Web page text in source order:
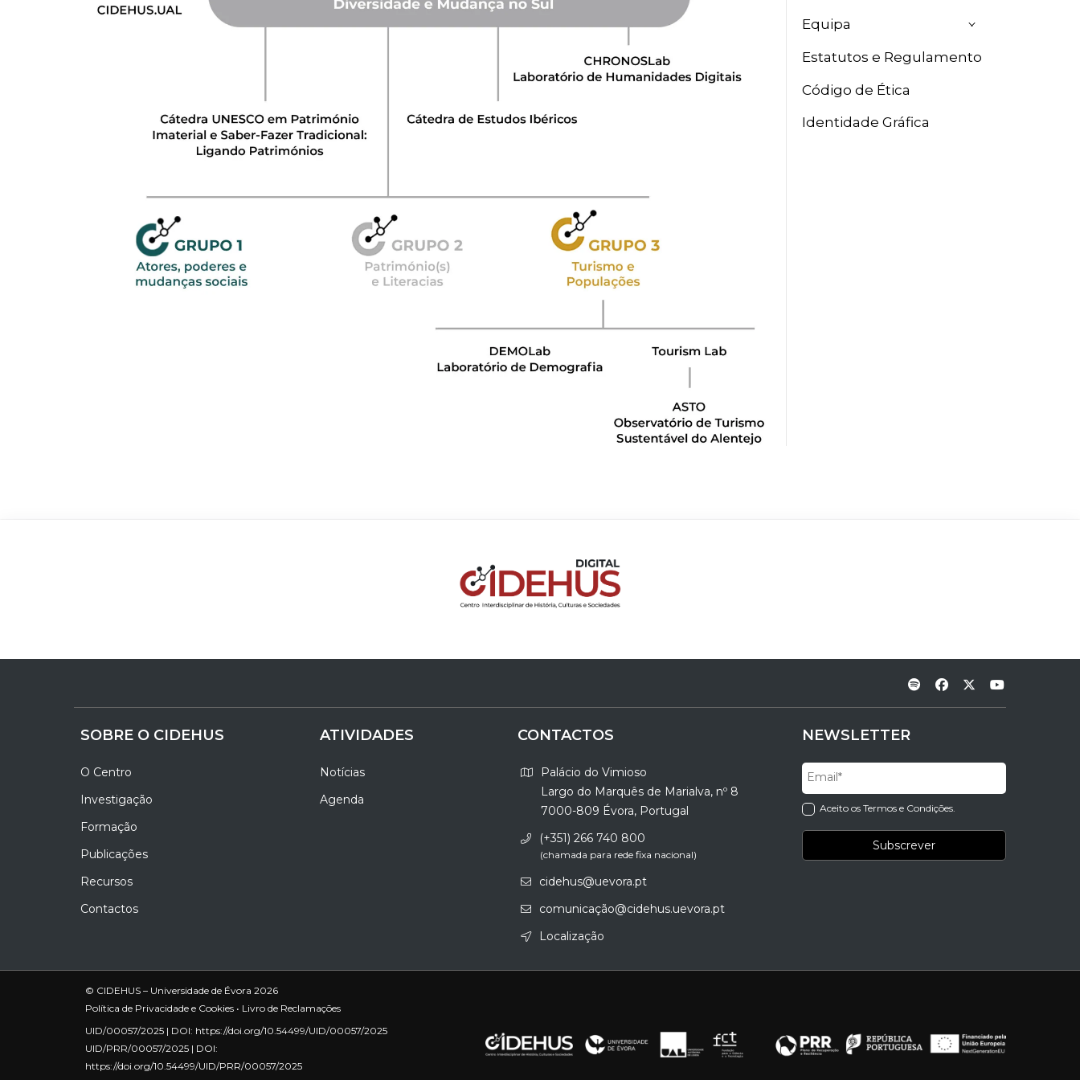
Equipa
Estatutos e Regulamento
Código de Ética
Identidade Gráfica
SOBRE O CIDEHUS
O Centro
Investigação
Formação
Publicações
Recursos
Contactos
ATIVIDADES
Notícias
Agenda
CONTACTOS
Palácio do Vimioso
Largo do Marquês de Marialva, nº 8
7000-809 Évora, Portugal
(+351) 266 740 800
(chamada para rede fixa nacional)
cidehus@uevora.pt
comunicação@cidehus.uevora.pt
Localização
NEWSLETTER
Aceito os Termos e Condições.
© CIDEHUS – Universidade de Évora 2026
Política de Privacidade e Cookies • Livro de Reclamações
UID/00057/2025 | DOI: https://doi.org/10.54499/UID/00057/2025
UID/PRR/00057/2025 | DOI:
https://doi.org/10.54499/UID/PRR/00057/2025